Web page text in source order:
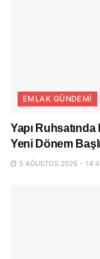
EMLAK GÜNDEMI
Yapı
Yeni Dönem
5 AĞUSTOS 2026 -